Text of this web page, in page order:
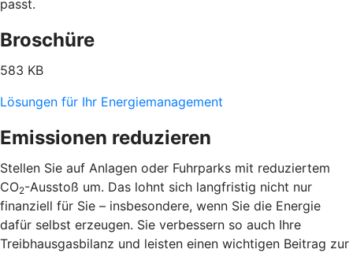
passt.
Broschüre
583 KB
Lösungen für Ihr Energiemanagement
Emissionen reduzieren
Stellen Sie auf Anlagen oder Fuhrparks mit reduziertem
CO2-Ausstoß um. Das lohnt sich langfristig nicht nur
finanziell für Sie – insbesondere, wenn Sie die Energie
dafür selbst erzeugen. Sie verbessern so auch Ihre
Treibhausgasbilanz und leisten einen wichtigen Beitrag zur